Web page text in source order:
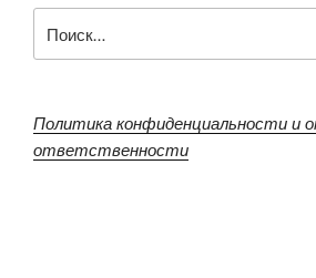
Политика конфиденциальности и
ответственности